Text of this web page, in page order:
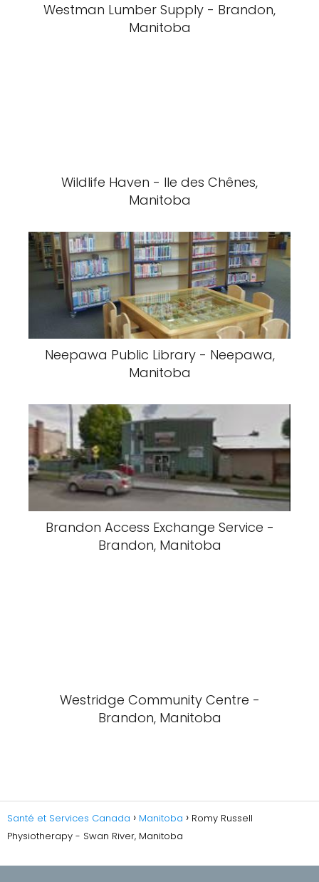
Westman Lumber Supply - Brandon,
Manitoba
Wildlife Haven - Ile des Chênes,
Manitoba
Neepawa Public Library - Neepawa,
Manitoba
Brandon Access Exchange Service -
Brandon, Manitoba
Westridge Community Centre -
Brandon, Manitoba
Santé et Services Canada Manitoba
Romy Russell
Physiotherapy - Swan River, Manitoba